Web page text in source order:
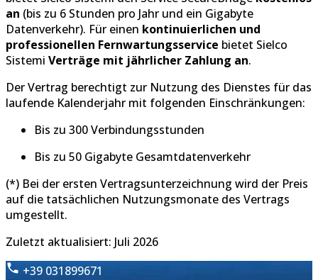
an (bis zu 6 Stunden pro Jahr und ein Gigabyte
Datenverkehr). Für einen kontinuierlichen und
professionellen Fernwartungsservice bietet Sielco
Sistemi Verträge mit jährlicher Zahlung an.
Der Vertrag berechtigt zur Nutzung des Dienstes für das
laufende Kalenderjahr mit folgenden Einschränkungen:
Bis zu 300 Verbindungsstunden
Bis zu 50 Gigabyte Gesamtdatenverkehr
(*) Bei der ersten Vertragsunterzeichnung wird der Preis
auf die tatsächlichen Nutzungsmonate des Vertrags
umgestellt.
Zuletzt aktualisiert: Juli 2026
+39 031899671